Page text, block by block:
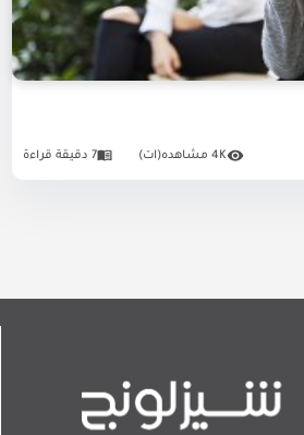
4K مشاهده(ات) 7 دقيقة قراءة